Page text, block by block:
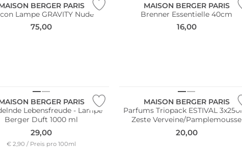
BERGER PARIS
Lampe GRAVITY Nude
75,00
MAISON BERGER PARIS
Brenner Essentielle 40cm
16,00
BERGER PARIS
Lebensfreude - Lampe
Berger Duft 1000 ml
29,00
€ 2,90 / Preis pro 100ml
MAISON BERGER PARIS
Parfums Triopack ESTIVAL 3x250ml
Zeste Verveine/Pamplemousse
20,00